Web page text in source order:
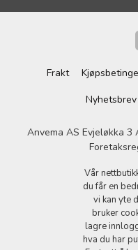
Frakt
Nyhetsbrev
Anvema AS Evjeløkka 3
Vår
du får en
vi kan yte
bruker
lagre
hva du har